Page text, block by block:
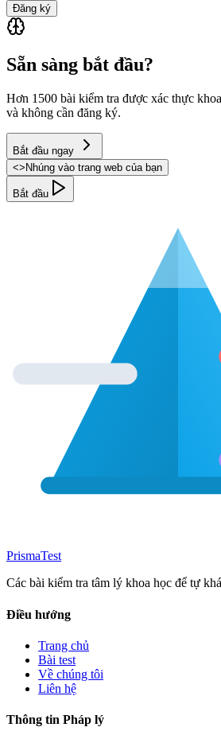
Đăng ký
Sẵn sàng bắt đầu?
Hơn 1500 bài kiểm tra được xác thực
và không cần đăng ký.
Bắt đầu ngay
<> Nhúng vào trang web của bạn
Bắt đầu
PrismaTest
Các bài kiểm tra tâm lý khoa học để tự
Điều hướng
Trang chủ
Bài test
Về chúng tôi
Liên hệ
Thông tin Pháp lý